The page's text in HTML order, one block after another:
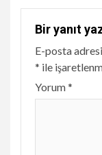
Bir yanıt
E-posta
* ile
Yorum*